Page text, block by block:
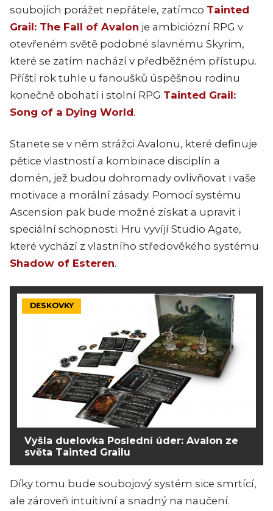
soubojích porážet nepřátele, zatímco Tainted
Grail: The Fall of Avalon je ambiciózní RPG v
otevřeném světě podobné slavnému Skyrim,
které se zatím nachází v předběžném přístupu.
Příští rok tuhle u fanoušků úspěšnou rodinu
konečně obohatí i stolní RPG Tainted Grail:
Song of a Dying World.
Stanete se v něm strážci Avalonu, které definuje
pětice vlastností a kombinace disciplín a
domén, jež budou dohromady ovlivňovat i vaše
motivace a morální zásady. Pomocí systému
Ascension pak bude možné získat a upravit i
speciální schopnosti. Hru vyvíjí Studio Agate,
které vychází z vlastního středověkého systému
Shadow of Esteren.
DESKOVKY
Vyšla duelovka Poslední úder: Avalon ze
světa Tainted Grailu
Díky tomu bude soubojový systém sice smrtící,
ale zároveň intuitivní a snadný na naučení.